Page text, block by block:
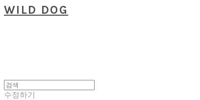
WILD DOG
수정하기